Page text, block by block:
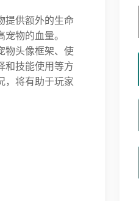
提供额外的生命
物的血量。
物头像框架、使
和技能使用等方
，将有助于玩家